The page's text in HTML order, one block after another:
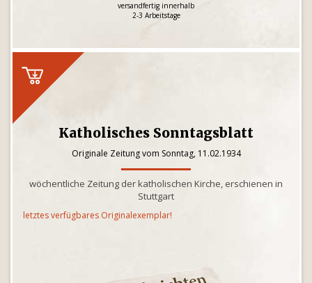
versandfertig innerhalb
2-3 Arbeitstage
Katholisches Sonntagsblatt
Originale Zeitung vom Sonntag, 11.02.1934
wöchentliche Zeitung der katholischen Kirche, erschienen in
Stuttgart
letztes verfügbares Originalexemplar!